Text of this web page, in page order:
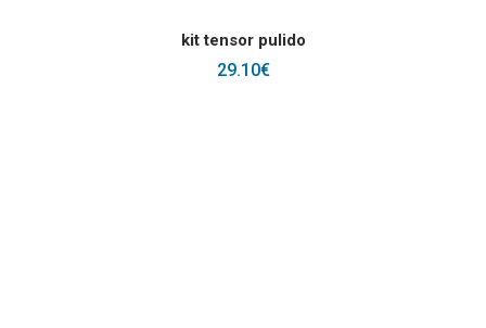
AÑADIR AL CARRITO
kit tensor pulido
29.10€